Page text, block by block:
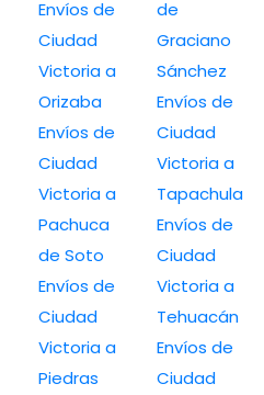
Envíos de
Ciudad
Victoria a
Orizaba
Envíos de
Ciudad
Victoria a
Pachuca
de Soto
Envíos de
Ciudad
Victoria a
Piedras
de
Graciano
Sánchez
Envíos de
Ciudad
Victoria a
Tapachula
Envíos de
Ciudad
Victoria a
Tehuacán
Envíos de
Ciudad